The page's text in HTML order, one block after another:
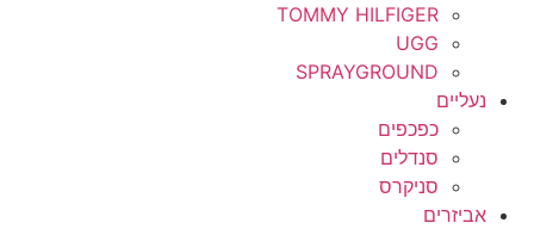
TOMMY HILFIGER
UGG
SPRAYGROUND
נעליים
כפכפים
סנדלים
סניקרס
אביזרים